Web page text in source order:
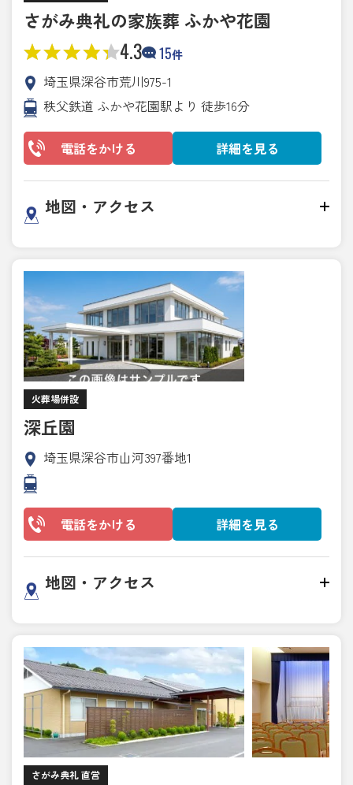
さがみ典礼の家族葬 ふかや花園
4.3 15件
埼玉県深谷市荒川975-1
秩父鉄道 ふかや花園駅より 徒歩16分
電話をかける 詳細を見る
地図・アクセス
火葬場併設
深丘園
埼玉県深谷市山河397番地1
電話をかける 詳細を見る
地図・アクセス
さがみ典礼 直営